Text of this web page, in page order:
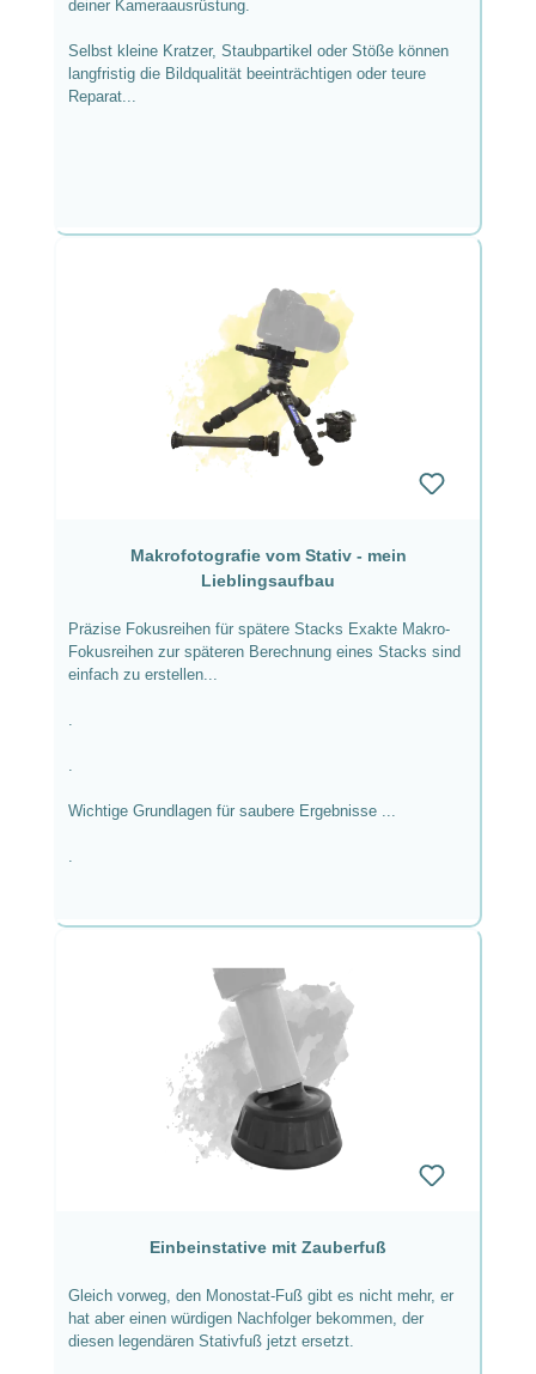
deiner Kameraausrüstung.
Selbst kleine Kratzer, Staubpartikel oder Stöße können
langfristig die Bildqualität beeinträchtigen oder teure
Reparat...
Makrofotografie vom Stativ - mein
Lieblingsaufbau
Präzise Fokusreihen für spätere Stacks Exakte Makro-
Fokusreihen zur späteren Berechnung eines Stacks sind
einfach zu erstellen...
Wichtige Grundlagen für saubere Ergebnisse ...
beherzigt.
Verwendete Ausrüstung in der Makrofotografie Für die
Einbeinstative mit Zauberfuß
Gleich vorweg, den Monostat-Fuß gibt es nicht mehr, er
hat aber einen würdigen Nachfolger bekommen, der
diesen legendären Stativfuß jetzt ersetzt.